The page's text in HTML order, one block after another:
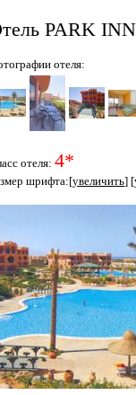
PARK INN
отеля:
отеля: 4*
шрифта:[увеличить] [